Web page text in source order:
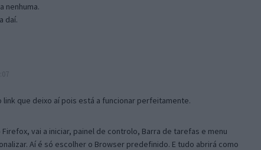
nenhuma.
daí.
que deixo aí pois está a funcionar perfeitamente.
vai a iniciar, painel de controlo, Barra de tarefas e menu
Aí é só escolher o Browser predefinido. E tudo abrirá como